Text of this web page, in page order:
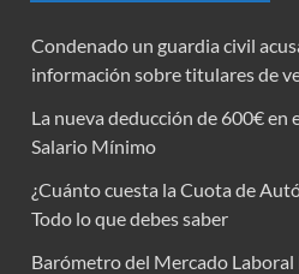
Condenado un guardia civil
información sobre titulares de
La nueva deducción de 600€ en
Salario Mínimo
¿Cuánto cuesta la Cuota de
Todo lo que debes saber
Barómetro del Mercado Laboral